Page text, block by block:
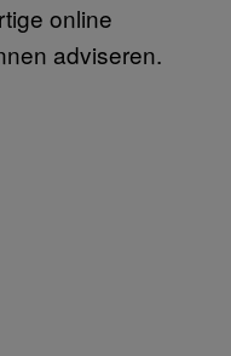
online
adviseren.